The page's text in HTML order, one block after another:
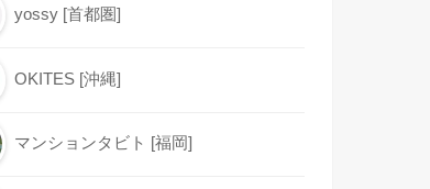
yossy [首都圏]
OKITES [沖縄]
マンションタビト [福岡]